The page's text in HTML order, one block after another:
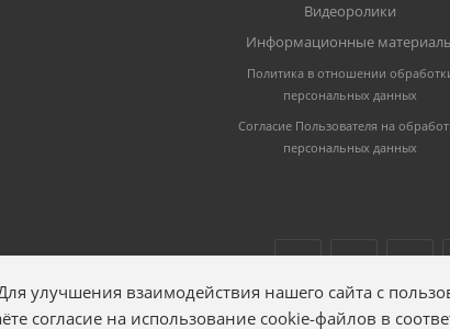
Видеоролики
Информационные
Политика в отношении
персональных данных
Согласие Пользователя на
персональных данных
улучшения взаимодействия нашего сайта с
согласие на использование cookie-файлов в